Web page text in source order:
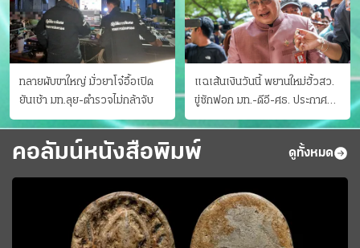
ทลายผับขาใหญ่ มั่วยาโจ๋อื้อเปิด
ยันเช้า มท.ลุย-ตำรวจไม่กล้าจับ
แฉเส้นเงินวันนี้ พยานใหม่ฮั้วสว.
ขู่ซักฟอก มท.-ดีอี-ศธ. ประกาศ
บัญชีท้องถิ่น
คอลัมน์หนังสือพิมพ์ ดูทั้งหมด